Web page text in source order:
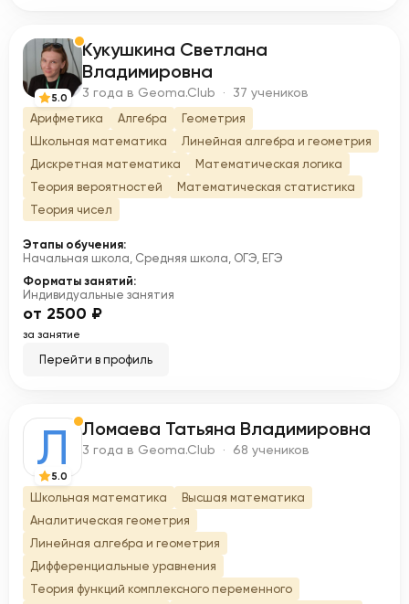
К
5.0
Кукушкина Светлана
Владимировна
3 года в Geoma.Club · 37 учеников
Арифметика Алгебра
Геометрия
Школьная математика
Линейная алгебра и геометрия
Дискретная математика
Математическая логика
Теория вероятностей
Математическая статистика
Теория чисел
Этапы обучения:
Начальная школа, Средняя школа, ОГЭ, ЕГЭ
Форматы занятий:
Индивидуальные занятия
от 2500 ₽
за занятие
Перейти в профиль
Л
5.0
Ломаева Татьяна Владимировна
3 года в Geoma.Club · 68 учеников
Школьная математика
Высшая математика
Аналитическая геометрия
Линейная алгебра и геометрия
Дифференциальные уравнения
Теория функций комплексного переменного